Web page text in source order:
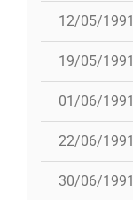
12/05/1991
19/05/1991
01/06/1991
22/06/1991
30/06/1991